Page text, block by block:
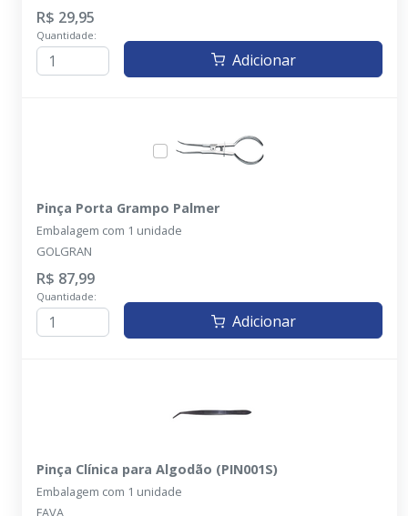
R$ 29,95
Quantidade:
Adicionar
Pinça Porta Grampo Palmer
Embalagem com 1 unidade
GOLGRAN
R$ 87,99
Quantidade:
Adicionar
Pinça Clínica para Algodão (PIN001S)
Embalagem com 1 unidade
FAVA